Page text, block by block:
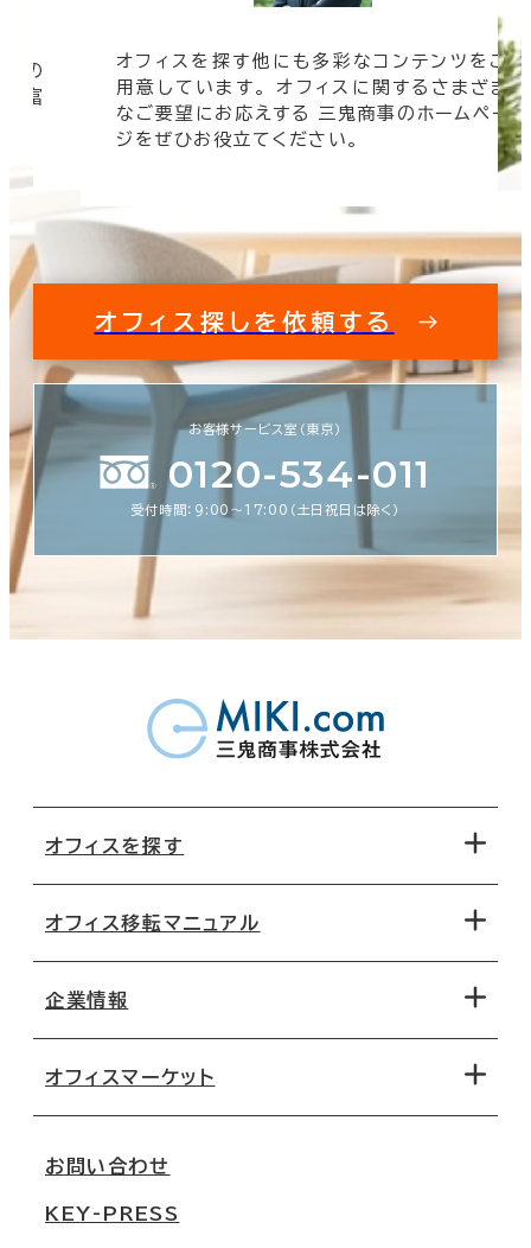
の
豊富
オフィスを探す他にも多彩なコンテンツをご
用意しています。 オフィスに関するさまざま
なご要望にお応えする 三鬼商事のホームペー
ジをぜひお役立てください。
オフィス探しを依頼する
お客様サービス室（東京）
0120-534-011
受付時間：9:00〜17:00（土日祝日は除く）
オフィスを探す
地図から探す
路線・駅から探す
オフィス移転マニュアル
移転コストシミュレーション
移転スケジュール
オフィス移転Q&A
企業情報
オフィスマーケット
大阪
お問い合わせ
KEY-PRESS